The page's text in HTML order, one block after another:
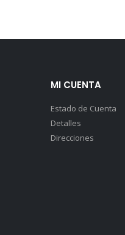
MI CUENTA
Estado de Cuenta
Detalles
Direcciones